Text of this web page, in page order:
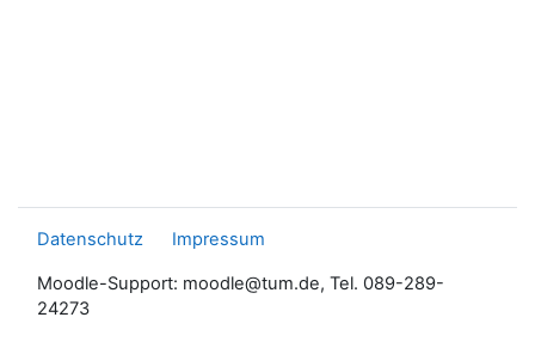
Datenschutz Impressum
Moodle-Support: moodle@tum.de, Tel. 089-289-
24273